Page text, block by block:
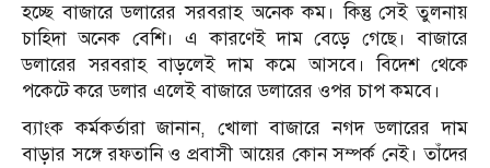
হচ্ছে বাজারে ডলারের সরবরাহ অনেক কম। কিন্তু সেই তুলনায়
চাহিদা অনেক বেশি। এ কারণেই দাম বেড়ে গেছে। বাজারে
ডলারের সরবরাহ বাড়লেই দাম কমে আসবে। বিদেশ থেকে
পকেটে করে ডলার এলেই বাজারে ডলারের ওপর চাপ কমবে।
ব্যাংক কর্মকর্তারা জানান, খোলা বাজারে নগদ ডলারের দাম
বাড়ার সঙ্গে রফতানি ও প্রবাসী আয়ের কোন সম্পর্ক নেই। তাঁদের